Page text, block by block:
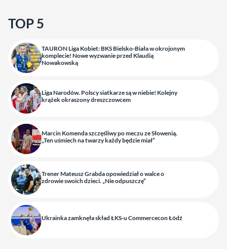
TOP 5
TAURON Liga Kobiet: BKS Bielsko-Biała w okrojonym
komplecie! Nowe wyzwanie przed Klaudią
Nowakowską
Liga Narodów. Polscy siatkarze są w niebie! Kolejny
krążek okraszony dreszczowcem
Marcin Komenda szczęśliwy po meczu ze Słowenią.
„Ten uśmiech na twarzy każdy będzie miał”
Trener Mateusz Grabda opowiedział o walce o
zdrowie swoich dzieci. „Nie odpuszczę”
Ukrainka zamknęła skład ŁKS-u Commercecon Łódź